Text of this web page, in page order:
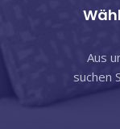
Aus
suchen